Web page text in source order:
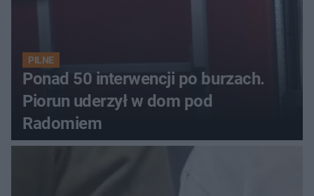
PILNE
Ponad 50 interwencji po burzach.
Piorun uderzył w dom pod
Radomiem